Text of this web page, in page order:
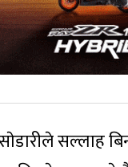
सल्लाह